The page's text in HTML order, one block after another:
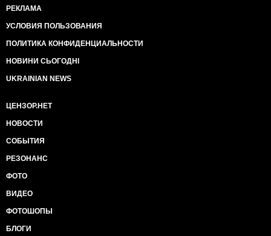
РЕКЛАМА
УСЛОВИЯ ПОЛЬЗОВАНИЯ
ПОЛИТИКА КОНФИДЕНЦИАЛЬНОСТИ
НОВИНИ СЬОГОДНІ
UKRAINIAN NEWS
ЦЕНЗОР.НЕТ
НОВОСТИ
СОБЫТИЯ
РЕЗОНАНС
ФОТО
ВИДЕО
ФОТОШОПЫ
БЛОГИ